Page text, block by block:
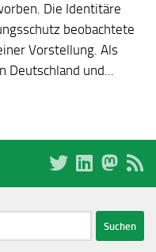
Die Identitäre
beobachtete
Vorstellung. Als
Deutschland und...